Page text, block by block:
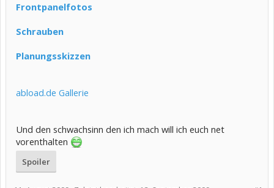
Frontpanelfotos
Schrauben
Planungsskizzen
abload.de Gallerie
Und den schwachsinn den ich mach will ich euch net
vorenthalten
Spoiler